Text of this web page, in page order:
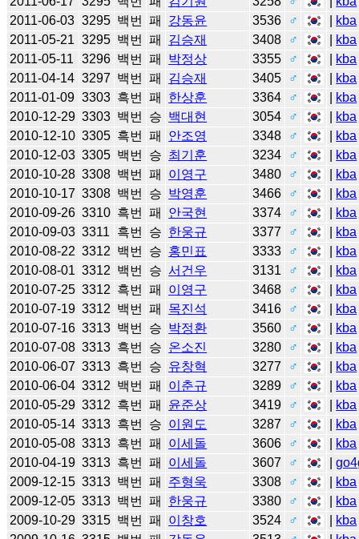
2011-06-03 3295 백번 패 강동윤 3536 ♂ kba
2011-05-21 3295 백번 패 김승재 3408 ♂ kba
2011-05-11
3296 백번 패 박정상 3355 ♂ kba
2011-04-14 3297 백번 패 김승재 3405 ♂ kba
2011-01-09 3303 흑번 패 한상훈 3364 ♂ kba
2010-12-29 3303 백번 승 백대현 3054 ♂ kba
2010-12-10 3305 흑번 패 안조영 3348 ♂ kba
2010-12-03 3305 백번 승 최기훈 3234 ♂ kba
2010-10-28 3308 백번 패 이영구 3480 ♂ kba
2010-10-17 3308 백번 승 박영훈 3466 ♂ kba
2010-09-26 3310 흑번 패 안국현 3374 ♂ kba
2010-09-03 3311 흑번 승 한웅규 3377 ♂ kba
2010-08-22 3312 백번 승 홍민표 3333 ♂ kba
2010-08-01 3312 백번 승 서건우 3131 ♂ kba
2010-07-25 3312 흑번 패 이영구 3468 ♂ kba
2010-07-19 3312 백번 패 목진석 3416 ♂ kba
2010-07-16 3313 백번 승 박정환 3560 ♂ kba
2010-07-08 3313 흑번 승 온소진 3280 ♂ kba
2010-06-07 3313 흑번 승 유창혁 3277 ♂ kba
2010-06-04 3312 백번 패 이춘규 3289 ♂ kba
2010-05-29 3312 흑번 패 윤준상 3419 ♂ kba
2010-05-14 3313 흑번 승 이원도 3287 ♂ kba
2010-05-08 3313 흑번 패 이세돌 3606 ♂ kba
2010-04-19 3313 흑번 패 이세돌 3607 ♂ |
2009-12-15 3313 백번 패 주형욱 3308 ♂ kba
2009-12-05 3313 백번 패 한웅규 3380 ♂ kba
2009-10-29 3315 백번 패 이창호 3524 ♂ kba